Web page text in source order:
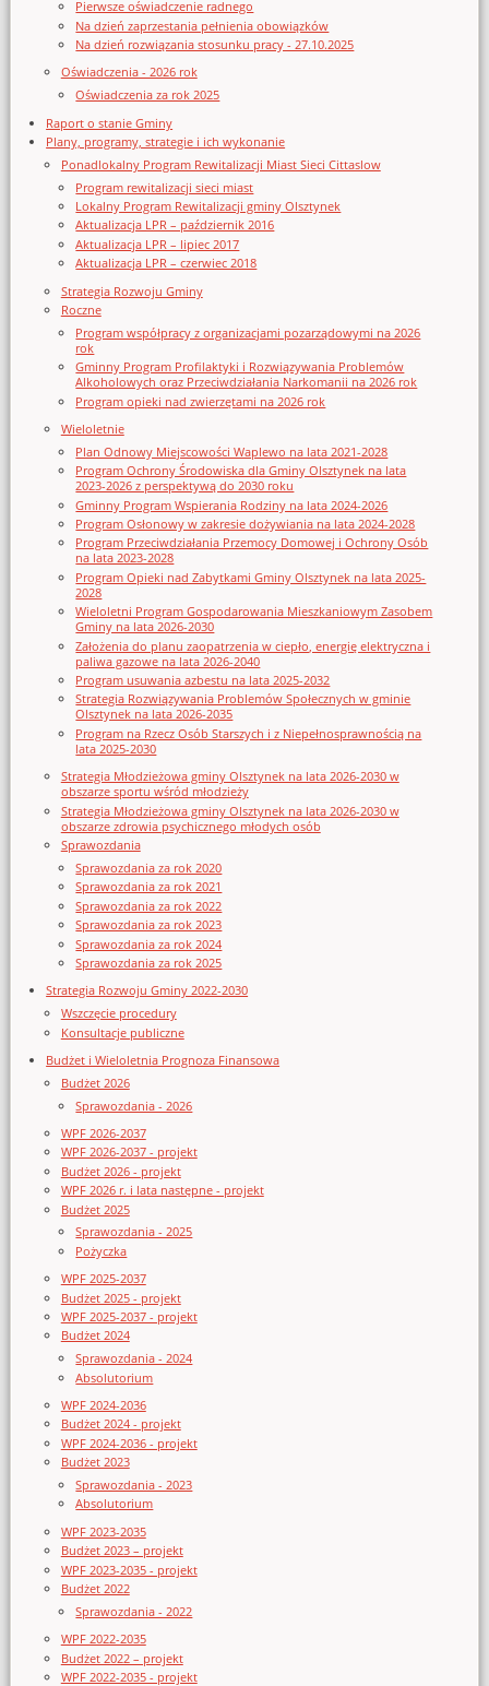
Pierwsze oświadczenie radnego
Na dzień zaprzestania pełnienia obowiązków
Na dzień rozwiązania stosunku pracy - 27.10.2025
Oświadczenia - 2026 rok
Oświadczenia za rok 2025
Raport o stanie Gminy
Plany, programy, strategie i ich wykonanie
Ponadlokalny Program Rewitalizacji Miast Sieci Cittaslow
Program rewitalizacji sieci miast
Lokalny Program Rewitalizacji gminy Olsztynek
Aktualizacja LPR – październik 2016
Aktualizacja LPR – lipiec 2017
Aktualizacja LPR – czerwiec 2018
Strategia Rozwoju Gminy
Roczne
Program współpracy z organizacjami pozarządowymi na 2026
rok
Gminny Program Profilaktyki i Rozwiązywania Problemów
Alkoholowych oraz Przeciwdziałania Narkomanii na 2026 rok
Program opieki nad zwierzętami na 2026 rok
Wieloletnie
Plan Odnowy Miejscowości Waplewo na lata 2021-2028
Program Ochrony Środowiska dla Gminy Olsztynek na lata
2023-2026 z perspektywą do 2030 roku
Gminny Program Wspierania Rodziny na lata 2024-2026
Program Osłonowy w zakresie dożywiania na lata 2024-2028
Program Przeciwdziałania Przemocy Domowej i Ochrony Osób
na lata 2023-2028
Program Opieki nad Zabytkami Gminy Olsztynek na lata 2025-
2028
Wieloletni Program Gospodarowania Mieszkaniowym Zasobem
Gminy na lata 2026-2030
Założenia do planu zaopatrzenia w ciepło, energię elektryczna i
paliwa gazowe na lata 2026-2040
Program usuwania azbestu na lata 2025-2032
Strategia Rozwiązywania Problemów Społecznych w gminie
Olsztynek na lata 2026-2035
Program na Rzecz Osób Starszych i z Niepełnosprawnością na
lata 2025-2030
Strategia Młodzieżowa gminy Olsztynek na lata 2026-2030 w
obszarze sportu wśród młodzieży
Strategia Młodzieżowa gminy Olsztynek na lata 2026-2030 w
obszarze zdrowia psychicznego młodych osób
Sprawozdania
Sprawozdania za rok 2020
Sprawozdania za rok 2021
Sprawozdania za rok 2022
Sprawozdania za rok 2023
Sprawozdania za rok 2024
Sprawozdania za rok 2025
Strategia Rozwoju Gminy 2022-2030
Wszczęcie procedury
Konsultacje publiczne
Budżet i Wieloletnia Prognoza Finansowa
Budżet 2026
Sprawozdania - 2026
WPF 2026-2037
WPF 2026-2037 - projekt
Budżet 2026 - projekt
WPF 2026 r. i lata następne - projekt
Budżet 2025
Sprawozdania - 2025
Pożyczka
WPF 2025-2037
Budżet 2025 - projekt
WPF 2025-2037 - projekt
Budżet 2024
Sprawozdania - 2024
Absolutorium
WPF 2024-2036
Budżet 2024 - projekt
WPF 2024-2036 - projekt
Budżet 2023
Sprawozdania - 2023
Absolutorium
WPF 2023-2035
Budżet 2023 – projekt
WPF 2023-2035 - projekt
Budżet 2022
Sprawozdania - 2022
WPF 2022-2035
Budżet 2022 – projekt
WPF 2022-2035 - projekt